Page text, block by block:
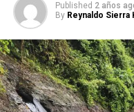
Adicionalmente, el
Published 2 años
By Reynaldo Sierra